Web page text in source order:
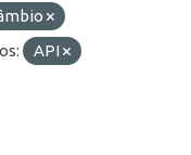
API